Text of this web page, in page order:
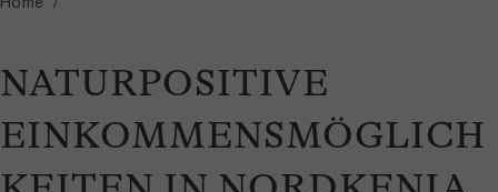
NATURPOSITIVE
EINKOMMENSMÖGLICH